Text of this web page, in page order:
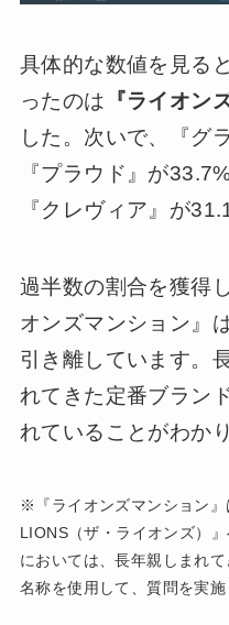
具体的な数値を見る
ったのは 『ライオン
した。次いで、『グ
『プラウド』が
『クレヴィア』が
過半数の割合を獲得
オンズマンション』
引き離しています。
れてきた定番ブラン
れていることがわか
※『ライオンズマンション
LIONS（ザ・ライオンズ）
においては、長年親しまれ
名称を使用して、質問を実施